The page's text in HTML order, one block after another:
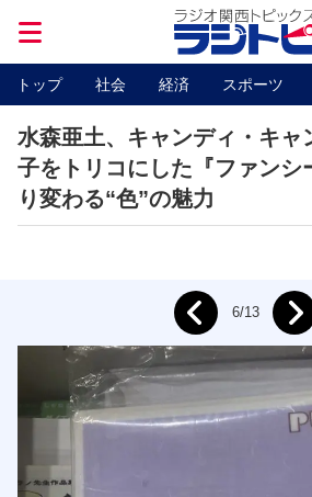
トップ 社会 経済 スポーツ
水森亜土、キャンディ・キ
子をトリコにした『ファン
り変わる“色”の魅力
6/13